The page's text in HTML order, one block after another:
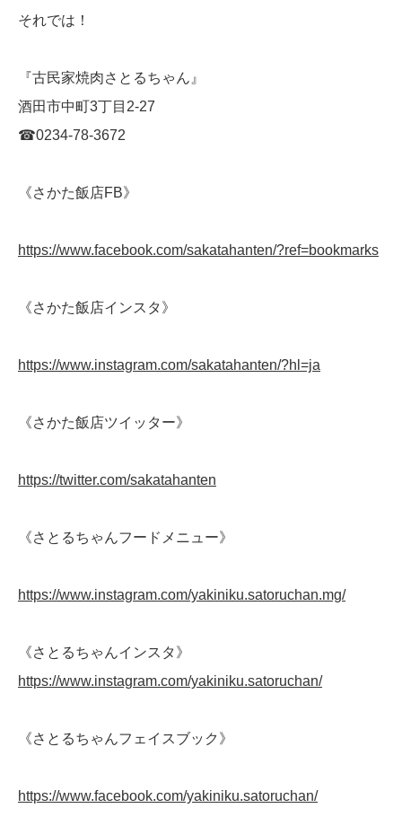
それでは！
『古民家焼肉さとるちゃん』
酒田市中町3丁目2-27
☎︎0234-78-3672
《さかた飯店FB》
https://www.facebook.com/sakatahanten/?ref=bookmarks
《さかた飯店インスタ》
https://www.instagram.com/sakatahanten/?hl=ja
《さかた飯店ツイッター》
https://twitter.com/sakatahanten
《さとるちゃんフードメニュー》
https://www.instagram.com/yakiniku.satoruchan.mg/
《さとるちゃんインスタ》
https://www.instagram.com/yakiniku.satoruchan/
《さとるちゃんフェイスブック》
https://www.facebook.com/yakiniku.satoruchan/